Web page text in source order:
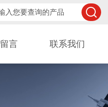
言 联系我们